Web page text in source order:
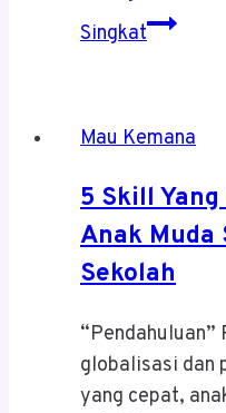
Singkat
Mau Kemana
5 Skill
Anak Muda
Sekolah
“Pendahuluan”
globalisasi dan
yang cepat,